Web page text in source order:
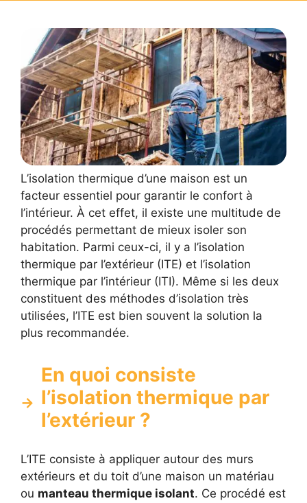
L’isolation thermique d’une maison est un
facteur essentiel pour garantir le confort à
l’intérieur. À cet effet, il existe une multitude de
procédés permettant de mieux isoler son
habitation. Parmi ceux-ci, il y a l’isolation
thermique par l’extérieur (ITE) et l’isolation
thermique par l’intérieur (ITI). Même si les deux
constituent des méthodes d’isolation très
utilisées, l’ITE est bien souvent la solution la
plus recommandée.
En quoi consiste
l’isolation thermique par
l’extérieur ?
L’ITE consiste à appliquer autour des murs
extérieurs et du toit d’une maison un matériau
ou manteau thermique isolant. Ce procédé est